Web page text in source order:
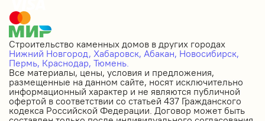
Строительство каменных домов в других городах
Нижний Новгород, Хабаровск, Абакан, Новосибирск,
Пермь, Краснодар, Тюмень.
Все материалы, цены, условия и предложения,
размещенные на данном сайте, носят исключительно
информационный характер и не являются публичной
офертой в соответствии со статьей 437 Гражданского
кодекса Российской Федерации. Договор может быть